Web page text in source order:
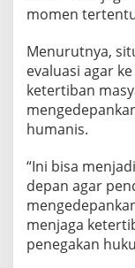
momen
Menurutnya,
evaluasi agar
ketertiban
humanis.
“Ini bisa
depan agar
menjaga
penegakan